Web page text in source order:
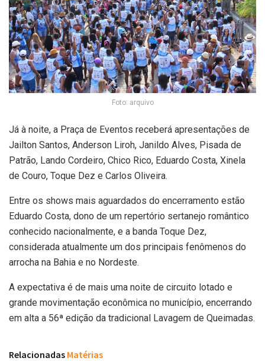
Foto: arquivo
Já à noite, a Praça de Eventos receberá apresentações de
Jailton Santos, Anderson Liroh, Janildo Alves, Pisada de
Patrão, Lando Cordeiro, Chico Rico, Eduardo Costa, Xinela
de Couro, Toque Dez e Carlos Oliveira.
Entre os shows mais aguardados do encerramento estão
Eduardo Costa, dono de um repertório sertanejo romântico
conhecido nacionalmente, e a banda Toque Dez,
considerada atualmente um dos principais fenômenos do
arrocha na Bahia e no Nordeste.
A expectativa é de mais uma noite de circuito lotado e
grande movimentação econômica no município, encerrando
em alta a 56ª edição da tradicional Lavagem de Queimadas.
Relacionadas Matérias